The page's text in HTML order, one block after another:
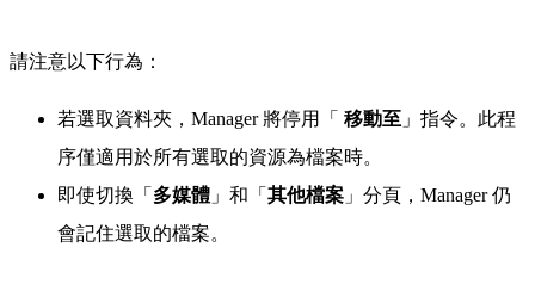
請注意以下行為：
若選取資料夾，Manager 將停用「 移動至 」指令。此程
序僅適用於所有選取的資源為檔案時。
即使切換「 多媒體 」和「 其他檔案 」分頁，Manager 仍
會記住選取的檔案。